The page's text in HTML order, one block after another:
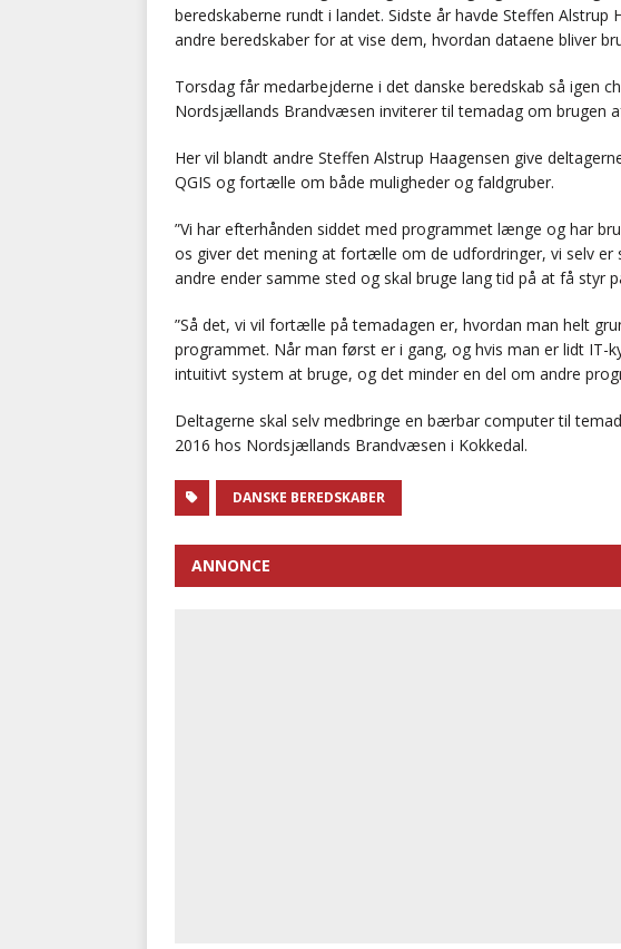
beredskaberne rundt i landet. Sidste år havde Steffen
andre beredskaber for at vise dem, hvordan dataene bliver
Torsdag får medarbejderne i det danske beredskab så igen
Nordsjællands Brandvæsen inviterer til temadag om brugen
Her vil blandt andre Steffen Alstrup Haagensen give
QGIS og fortælle om både muligheder og faldgruber.
”Vi har efterhånden siddet med programmet længe og har
os giver det mening at fortælle om de udfordringer, vi selv
andre ender samme sted og skal bruge lang tid på at få styr
”Så det, vi vil fortælle på temadagen er, hvordan man helt
programmet. Når man først er i gang, og hvis man er lidt IT-
intuitivt system at bruge, og det minder en del om andre
Deltagerne skal selv medbringe en bærbar computer til
2016 hos Nordsjællands Brandvæsen i Kokkedal.
DANSKE BEREDSKABER
ANNONCE